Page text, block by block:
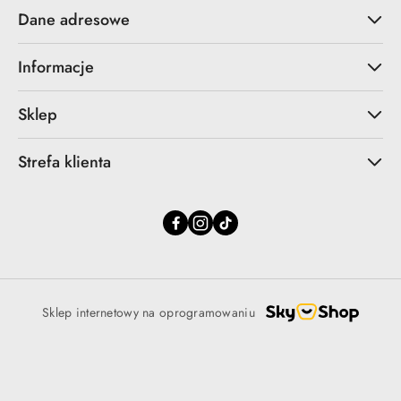
Dane adresowe
Informacje
Sklep
Strefa klienta
Sklep internetowy na oprogramowaniu